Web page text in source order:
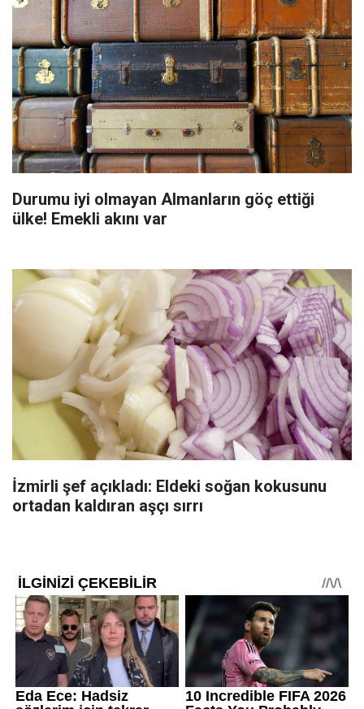
Durumu iyi olmayan Almanların göç ettiği
ülke! Emekli akını var
İzmirli şef açıkladı: Eldeki soğan kokusunu
ortadan kaldıran aşçı sırrı